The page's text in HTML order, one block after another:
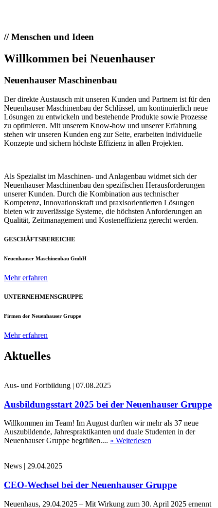
//Menschen und Ideen
Willkommen bei Neuenhauser
Neuenhauser Maschinenbau
Der direkte Austausch mit unseren Kunden und Partnern ist für den
Neuenhauser Maschinenbau der Schlüssel, um kontinuierlich neue
Lösungen zu entwickeln und bestehende Produkte sowie Prozesse
zu optimieren. Mit unserem Know-how und unserer Erfahrung
stehen wir unseren Kunden eng zur Seite, erarbeiten individuelle
Konzepte und sichern höchste Effizienz in allen Projekten.
Als Spezialist im Maschinen- und Anlagenbau widmet sich der
Neuenhauser Maschinenbau den spezifischen Herausforderungen
unserer Kunden. Durch die Kombination aus technischer
Kompetenz, Innovationskraft und praxisorientierten Lösungen
bieten wir zuverlässige Systeme, die höchsten Anforderungen an
Qualität, Zeitmanagement und Kosteneffizienz gerecht werden.
GESCHÄFTSBEREICHE
Neuenhauser Maschinenbau GmbH
Mehr erfahren
UNTERNEHMENSGRUPPE
Firmen der Neuenhauser Gruppe
Mehr erfahren
Aktuelles
Aus- und Fortbildung | 07.08.2025
Ausbildungsstart 2025 bei der Neuenhauser Gruppe
Willkommen im Team! Im August durften wir mehr als 37 neue
Auszubildende, Jahrespraktikanten und duale Studenten in der
Neuenhauser Gruppe begrüßen.... » Weiterlesen
News | 29.04.2025
CEO-Wechsel bei der Neuenhauser Gruppe
Neuenhaus, 29.04.2025 – Mit Wirkung zum 30. April 2025 ernennt